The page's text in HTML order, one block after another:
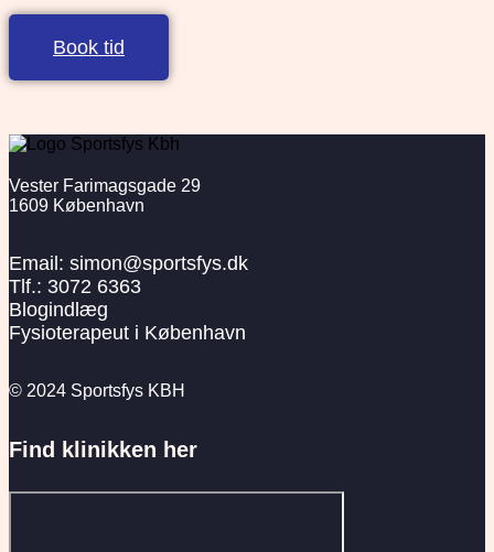
Book tid
Vester Farimagsgade 29
1609 København
Email: simon@sportsfys.dk
Tlf.: 3072 6363
Blogindlæg
Fysioterapeut i København
© 2024 Sportsfys KBH
Find klinikken her